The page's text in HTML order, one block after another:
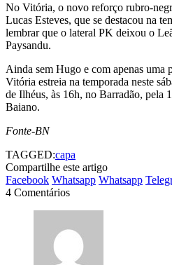
No Vitória, o novo reforço rubro-
Lucas Esteves, que se destacou na
lembrar que o lateral PK deixou o
Paysandu.
Ainda sem Hugo e com apenas uma
Vitória estreia na temporada neste
de Ilhéus, às 16h, no Barradão, pela
Baiano.
Fonte-BN
TAGGED:capa
Compartilhe este artigo
Facebook Whatsapp Whatsapp
4 Comentários